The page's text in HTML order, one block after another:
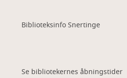
Biblioteksinfo Snertinge
Se bibliotekernes åbningstider